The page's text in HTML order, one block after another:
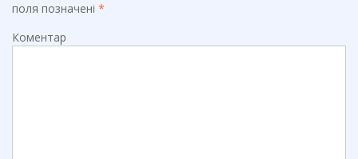
поля позначені *
Коментар